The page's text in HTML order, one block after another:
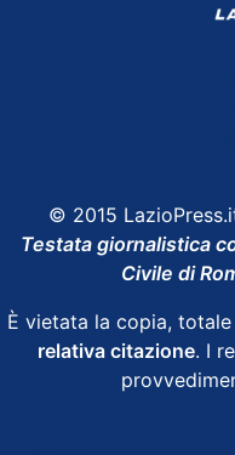
© 2015
Testata giornalistica
Civile di
È vietata la copia,
relativa citazione. I